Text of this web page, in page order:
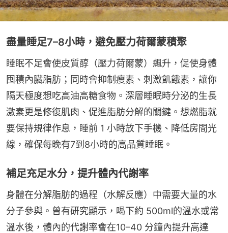
盡量睡足7–8小時，避免壓力荷爾蒙積聚
睡眠不足會使皮質醇（壓力荷爾蒙）飆升，促使身體
囤積內臟脂肪；同時會抑制瘦素、刺激飢餓素，讓你
隔天極度想吃高油高糖食物。深層睡眠時分泌的生長
激素更是修復肌肉、促進脂肪分解的關鍵。想燃脂就
要保持規律作息，睡前 1 小時放下手機、降低房間光
線，確保每晚有7到8小時的高品質睡眠。
補足充足水分，提升體內代謝率
身體在分解脂肪的過程（水解反應）中需要大量的水
分子參與。曾有研究顯示，喝下約 500ml的溫水或常
溫水後，體內的代謝率會在10–40 分鐘內提升高達